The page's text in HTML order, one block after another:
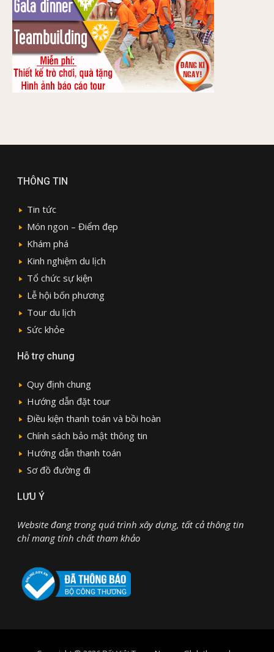
THÔNG TIN
Tin tức
Món ngon – Điểm đẹp
Khám phá
Kinh nghiệm du lịch
Tổ chức sự kiện
Lễ hội bốn phương
Tour du lịch
Sức khỏe
Hỗ trợ chung
Quy định chung
Hướng dẫn đặt tour
Điều kiện thanh toán và bồi hoàn
Chính sách bảo mật thông tin
Hướng dẫn thanh toán
Sơ đồ đường đi
LƯU Ý
Website đang trong quá trình xây dựng, tất cả thông tin
chỉ mang tính chất tham khảo